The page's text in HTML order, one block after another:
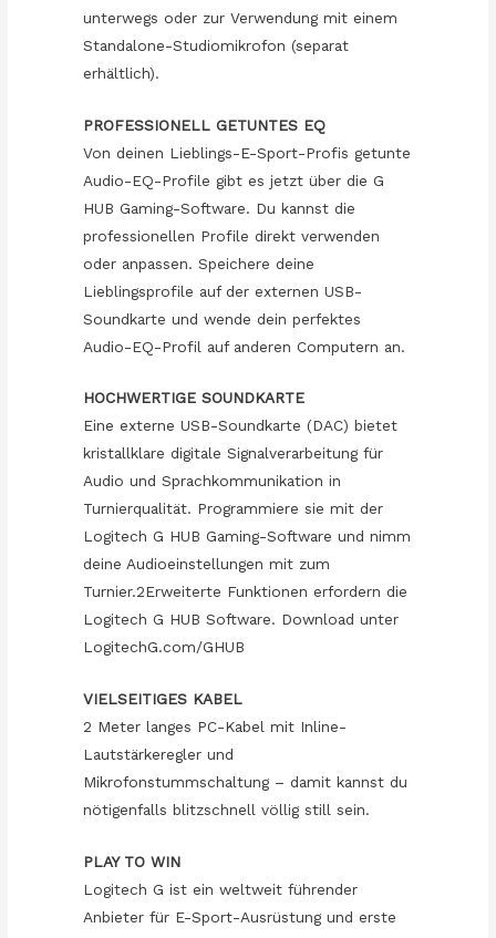
unterwegs oder zur Verwendung mit einem
Standalone-Studiomikrofon (separat
erhältlich).
PROFESSIONELL GETUNTES EQ
Von deinen Lieblings-E-Sport-Profis getunte
Audio-EQ-Profile gibt es jetzt über die G
HUB Gaming-Software. Du kannst die
professionellen Profile direkt verwenden
oder anpassen. Speichere deine
Lieblingsprofile auf der externen USB-
Soundkarte und wende dein perfektes
Audio-EQ-Profil auf anderen Computern an.
HOCHWERTIGE SOUNDKARTE
Eine externe USB-Soundkarte (DAC) bietet
kristallklare digitale Signalverarbeitung für
Audio und Sprachkommunikation in
Turnierqualität. Programmiere sie mit der
Logitech G HUB Gaming-Software und nimm
deine Audioeinstellungen mit zum
Turnier.2Erweiterte Funktionen erfordern die
Logitech G HUB Software. Download unter
LogitechG.com/GHUB
VIELSEITIGES KABEL
2 Meter langes PC-Kabel mit Inline-
Lautstärkeregler und
Mikrofonstummschaltung – damit kannst du
nötigenfalls blitzschnell völlig still sein.
PLAY TO WIN
Logitech G ist ein weltweit führender
Anbieter für E-Sport-Ausrüstung und erste